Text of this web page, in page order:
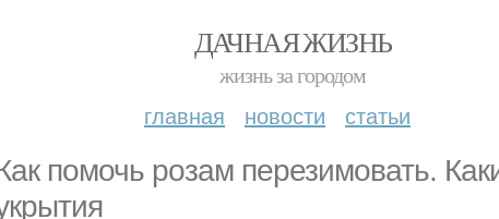
ДАЧНАЯ ЖИЗНЬ
жизнь за городом
главная новости статьи
помочь розам перезимовать.